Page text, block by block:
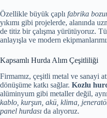
Özellikle büyük çaplı fabrika
yıkımı gibi projelerde, alanında
de titiz bir çalışma yürütüyoruz.
anlayışla ve modern
Kapsamlı Hurda Alım Çeşitliliği
Firmamız, çeşitli metal ve sanayi
dönüşüme katkı sağlar. Kozlu
alüminyum gibi metaller değil,
kablo, kurşun, akü, klima,
panel hurdası da alıyoruz.